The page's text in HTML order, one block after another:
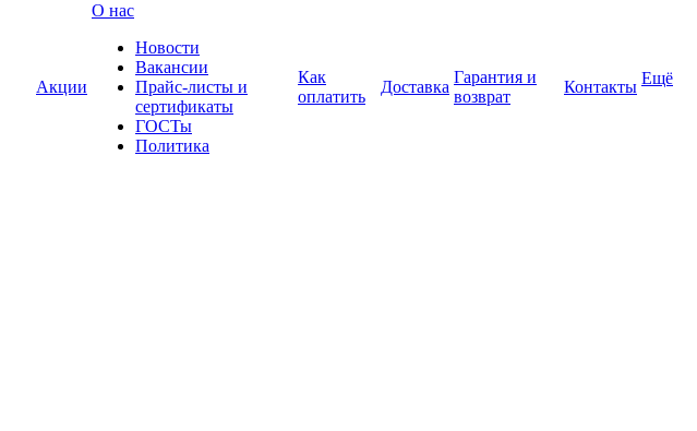
Акции
О нас
Новости
Вакансии
Прайс-листы и
сертификаты
ГОСТы
Политика
Как
оплатить
Доставка
Гарантия и
возврат
Контакты Ещё